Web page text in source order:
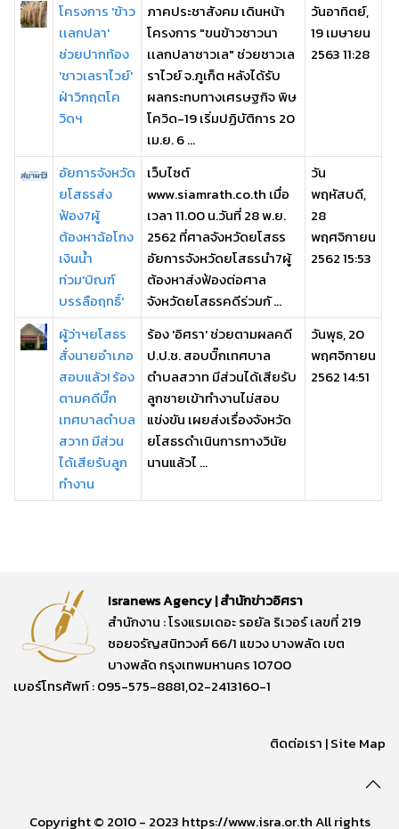
โครงการ 'ข้าว
เเลกปลา'
ช่วยปากท้อง
'ชาวเลราไวย์'
ฝ่าวิกฤตโค
วิดฯ
ภาคประชาสังคม เดินหน้า
โครงการ "ขนข้าวชาวนา
เเลกปลาชาวเล" ช่วยชาวเล
ราไวย์ จ.ภูเก็ต หลังได้รับ
ผลกระทบทางเศรษฐกิจ พิษ
โควิด-19 เริ่มปฏิบัติการ 20
เม.ย. 6 ...
วันอาทิตย์,
19 เมษายน
2563 11:28
อัยการจังหวัด
ยโสธรส่ง
ฟ้อง7ผู้
ต้องหาฉ้อโกง
เงินน้ำ
ท่วม'บิณฑ์
บรรลือฤทธิ์'
เว็บไซต์
www.siamrath.co.th เมื่อ
เวลา 11.00 น.วันที่ 28 พ.ย.
2562 ที่ศาลจังหวัดยโสธร
อัยการจังหวัดยโสธรนำ7ผู้
ต้องหาส่งฟ้องต่อศาล
จังหวัดยโสธรคดีร่วมกั ...
วัน
พฤหัสบดี,
28
พฤศจิกายน
2562 15:53
ผู้ว่าฯยโสธร
สั่งนายอำเภอ
สอบแล้ว! ร้อง
ตามคดีบิ๊ก
เทศบาลตำบล
สวาท มีส่วน
ได้เสียรับลูก
ทำงาน
ร้อง 'อิศรา' ช่วยตามผลคดี
ป.ป.ช. สอบบิ๊กเทศบาล
ตำบลสวาท มีส่วนได้เสียรับ
ลูกชายเข้าทำงานไม่สอบ
แข่งขัน เผยส่งเรื่องจังหวัด
ยโสธรดำเนินการทางวินัย
นานแล้วไ ...
วันพุธ, 20
พฤศจิกายน
2562 14:51
Isranews Agency | สำนักข่าวอิศรา
สำนักงาน : โรงแรมเดอะ รอยัล ริเวอร์ เลขที่ 219
ซอยจรัญสนิทวงศ์ 66/1 แขวง บางพลัด เขต
บางพลัด กรุงเทพมหานคร 10700
เบอร์โทรศัพท์ : 095-575-8881,02-2413160-1
ติดต่อเรา |Site Map
Copyright © 2010 - 2023 https://www.isra.or.th All rights